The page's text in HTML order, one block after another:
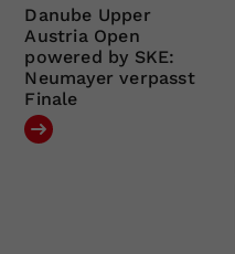
Danube Upper
Austria Open
powered by SKE:
Neumayer verpasst
Finale